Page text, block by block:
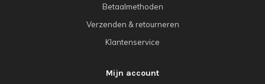
Betaalmethoden
Verzenden & retourneren
Klantenservice
Mijn account